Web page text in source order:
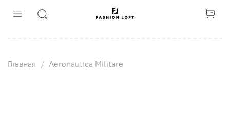
Главная Aeronautica Militare